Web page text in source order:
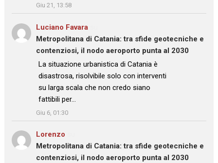
Giu 21, 13:58
Luciano Favara
Metropolitana di Catania: tra sfide geotecniche e
contenziosi, il nodo aeroporto punta al 2030
: “La situazione urbanistica di Catania è
disastrosa, risolvibile solo con interventi
su larga scala che non credo siano
fattibili per…
”
Giu 6, 01:30
Lorenzo
Metropolitana di Catania: tra sfide geotecniche e
contenziosi, il nodo aeroporto punta al 2030